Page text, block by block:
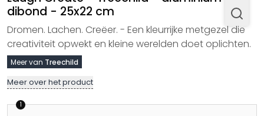
dibond - 25x22 cm
Dromen. Lachen. Creëer. - Een kleurrijke metgezel die
creativiteit opwekt en kleine werelden doet oplichten.
Meer van Treechild
Meer over het product
1